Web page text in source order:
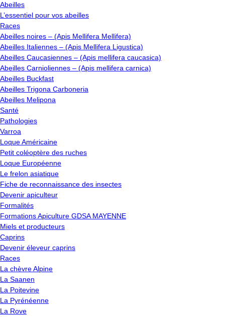
Abeilles
L’essentiel pour vos abeilles
Races
Abeilles noires – (Apis Mellifera Mellifera)
Abeilles Italiennes – (Apis Mellifera Ligustica)
Abeilles Caucasiennes – (Apis mellifera caucasica)
Abeilles Carnioliennes – (Apis mellifera carnica)
Abeilles Buckfast
Abeilles Trigona Carboneria
Abeilles Melipona
Santé
Pathologies
Varroa
Loque Américaine
Petit coléoptère des ruches
Loque Européenne
Le frelon asiatique
Fiche de reconnaissance des insectes
Devenir apiculteur
Formalités
Formations Apiculture GDSA MAYENNE
Miels et producteurs
Caprins
Devenir éleveur caprins
Races
La chèvre Alpine
La Saanen
La Poitevine
La Pyrénéenne
La Rove